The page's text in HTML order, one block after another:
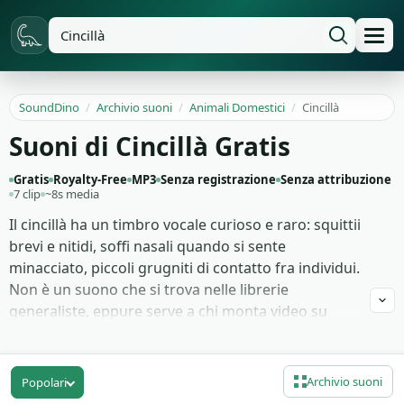
SoundDino / Archivio suoni / Animali Domestici / Cincillà
Suoni di Cincillà Gratis
Gratis Royalty-Free MP3 Senza registrazione Senza attribuzione
7 clip ~8s media
Il cincillà ha un timbro vocale curioso e raro: squittii
brevi e nitidi, soffi nasali quando si sente
minacciato, piccoli grugniti di contatto fra individui.
Non è un suono che si trova nelle librerie
generaliste, eppure serve a chi monta video su
proprietari di roditori o brevi animazioni con
personaggi piccoli e nervosi.
Popolari Archivio suoni